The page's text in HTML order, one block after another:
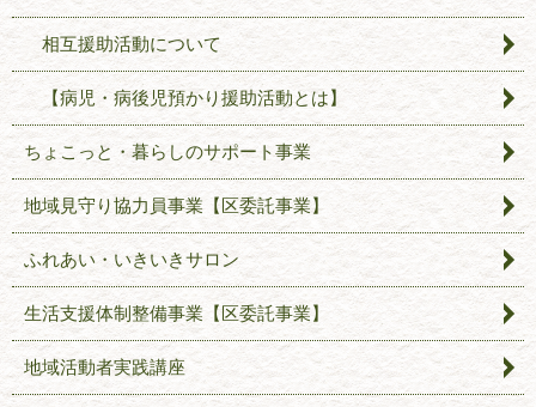
相互援助活動について
【病児・病後児預かり援助活動とは】
ちょこっと・暮らしのサポート事業
地域見守り協力員事業【区委託事業】
ふれあい・いきいきサロン
生活支援体制整備事業【区委託事業】
地域活動者実践講座